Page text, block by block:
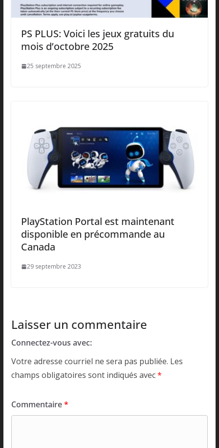
PS PLUS: Voici les jeux gratuits du
mois d’octobre 2025
25 septembre 2025
PlayStation Portal est maintenant
disponible en précommande au
Canada
29 septembre 2023
Laisser un commentaire
Connectez-vous avec:
Votre adresse courriel ne sera pas publiée. Les
champs obligatoires sont indiqués avec*
Commentaire*